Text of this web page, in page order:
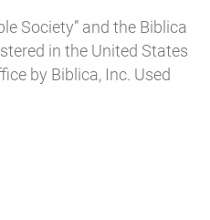
Society” and the Biblica
in the United States
by Biblica, Inc. Used